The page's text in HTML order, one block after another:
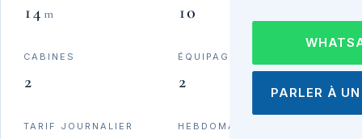
PARLER À
14 m 10
CABINES
2
ÉQUIPAGE
2
TARIF JOURNALIER HEBDOMADAIRE